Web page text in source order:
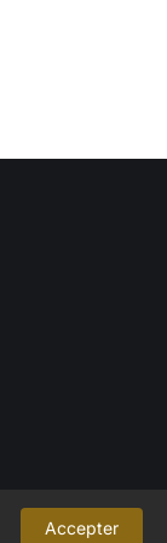
Accepter